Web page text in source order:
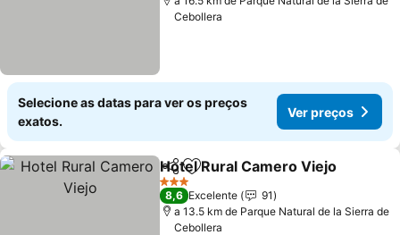
Cebollera
Selecione as datas para ver os preços
exatos.
Ver preços
PartilharAdicionar aos favoritos
Hotel Rural Camero Viejo
3 Estrelas
8,6 Excelente
91
a 13.5 km de Parque Natural de la Sierra de
Cebollera